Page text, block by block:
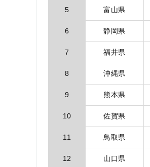
5 富山県
6 静岡県
7 福井県
8 沖縄県
9 熊本県
10 佐賀県
11 鳥取県
12 山口県